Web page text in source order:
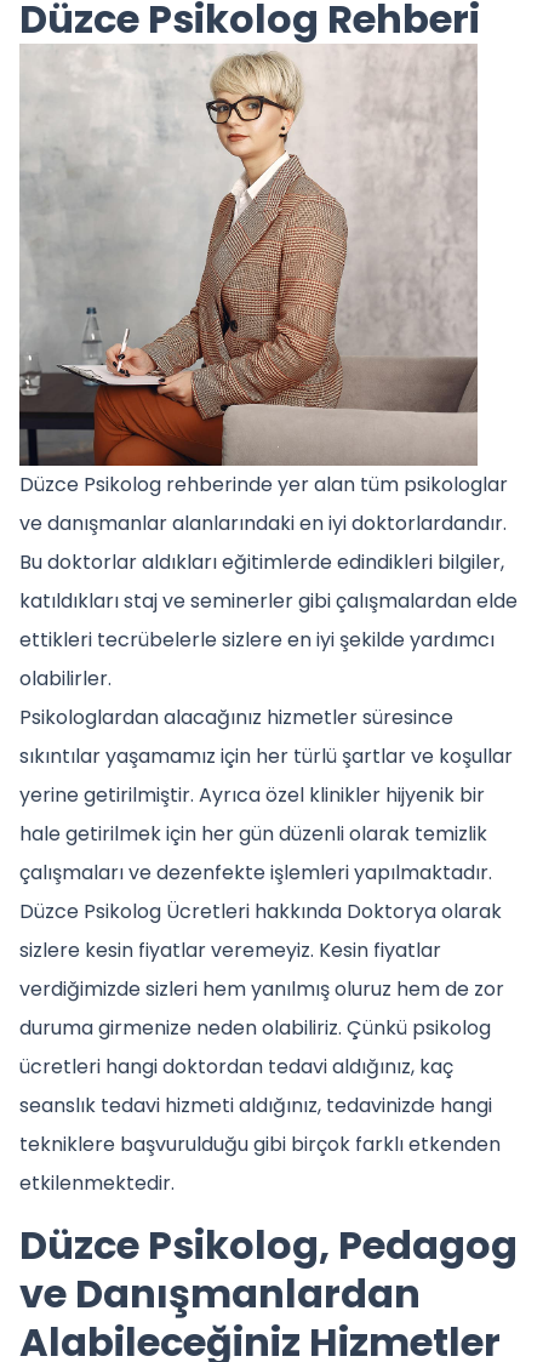
Düzce Psikolog Rehberi
Düzce Psikolog rehberinde yer alan tüm psikologlar
ve danışmanlar alanlarındaki en iyi doktorlardandır.
Bu doktorlar aldıkları eğitimlerde edindikleri bilgiler,
katıldıkları staj ve seminerler gibi çalışmalardan elde
ettikleri tecrübelerle sizlere en iyi şekilde yardımcı
olabilirler.
Psikologlardan alacağınız hizmetler süresince
sıkıntılar yaşamamız için her türlü şartlar ve koşullar
yerine getirilmiştir. Ayrıca özel klinikler hijyenik bir
hale getirilmek için her gün düzenli olarak temizlik
çalışmaları ve dezenfekte işlemleri yapılmaktadır.
Düzce Psikolog Ücretleri hakkında Doktorya olarak
sizlere kesin fiyatlar veremeyiz. Kesin fiyatlar
verdiğimizde sizleri hem yanılmış oluruz hem de zor
duruma girmenize neden olabiliriz. Çünkü psikolog
ücretleri hangi doktordan tedavi aldığınız, kaç
seanslık tedavi hizmeti aldığınız, tedavinizde hangi
tekniklere başvurulduğu gibi birçok farklı etkenden
etkilenmektedir.
Düzce Psikolog, Pedagog
ve Danışmanlardan
Alabileceğiniz Hizmetler